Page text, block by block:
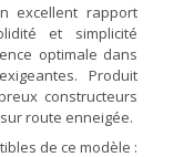
excellent rapport
et simplicité
optimale dans
Produit
constructeurs
route enneigée.
de ce modèle :